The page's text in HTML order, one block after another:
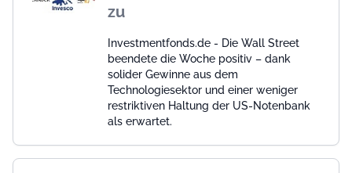
zu
Investmentfonds.de - Die Wall Street
beendete die Woche positiv – dank
solider Gewinne aus dem
Technologiesektor und einer weniger
restriktiven Haltung der US-Notenbank
als erwartet.